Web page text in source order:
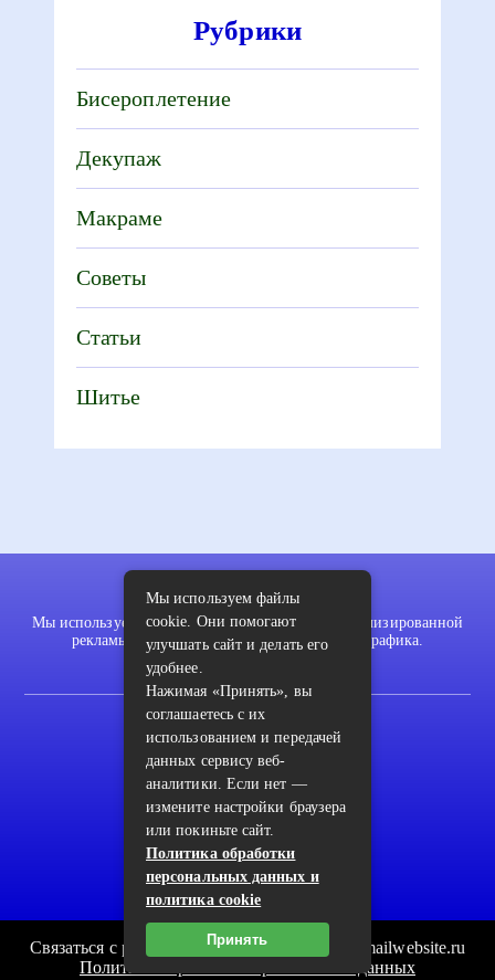
Рубрики
Бисероплетение
Декупаж
Макраме
Советы
Статьи
Шитье
Мы используем файлы cookie для показа персонализированной
рекламы и/или контента и анализа нашего трафика.
Карта сайта
Пользовательское соглашение
Архив
Связаться с редакцией сайта: pykodelki.ru@mailwebsite.ru
Политика обработки персональных данных
Мы используем файлы
cookie. Они помогают
улучшать сайт и делать его
удобнее.
Нажимая «Принять», вы
соглашаетесь с их
использованием и передачей
данных сервису веб-
аналитики. Если нет —
измените настройки браузера
или покиньте сайт.
Политика обработки
персональных данных и
политика cookie
Принять